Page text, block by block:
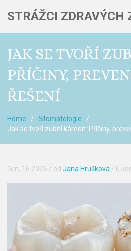
STRÁŽCI ZDRAVÝCH
JAK SE TVOŘÍ
PŘÍČINY,
ŘEŠENÍ
Home
Stomatologie
Jak se tvoří zubní kámen: Příčiny,
čen, 16 2026 / od Jana Hrušková / 0